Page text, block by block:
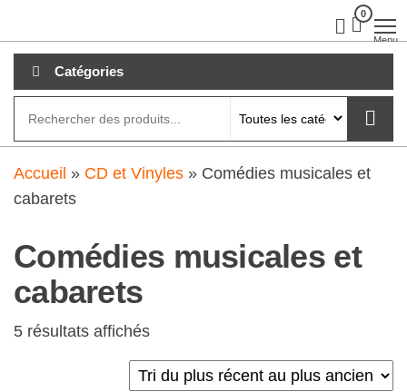
au
contenu
0
Menu
Catégories
Accueil » CD et Vinyles » Comédies musicales et
cabarets
Comédies musicales et
cabarets
5 résultats affichés